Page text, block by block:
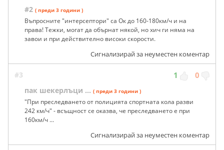
#2 ( преди 3 години )
Въпросните "интерсептори" са Ок до 160-180км/ч и на
права! Тежки, могат да обърнат някой, но хич ги няма на
завои и при действително високи скорости.
Сигнализирай за неуместен коментар
#3 1 0
пак шекерлъци ... ( преди 3 години )
"При преследването от полицията спортната кола разви
242 км/ч" - всъщност се оказва, че преследването е при
160км/ч ...
Сигнализирай за неуместен коментар